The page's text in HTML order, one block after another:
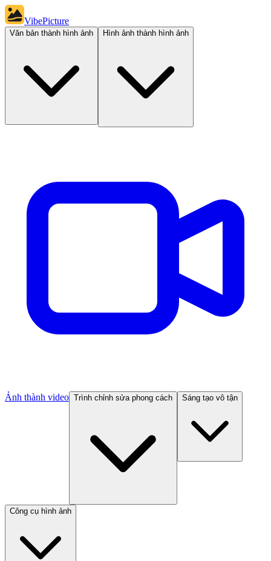
VibePicture
Văn bản thành hình ảnh Hình ảnh thành hình ảnh
Ảnh thành video Trình chỉnh sửa phong cách Sáng tạo vô tận
Công cụ hình ảnh